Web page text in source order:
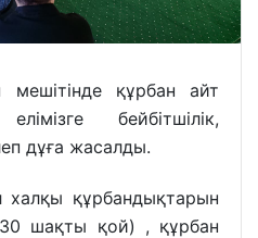
құрбан айт
бейбітшілік,
дұға жасалды.
халқы құрбандықтарын
шақты қой) , құрбан